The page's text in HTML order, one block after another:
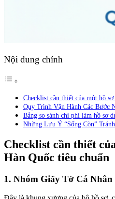
Nội dung chính
Checklist cần thiết của một hồ
Quy Trình Vận Hành Các Bước
Bảng so sánh chi phí làm hồ sơ
Những Lưu Ý “Sống Còn”
Checklist cần thiết
Hàn Quốc tiêu chuẩn
1. Nhóm Giấy Tờ Cá